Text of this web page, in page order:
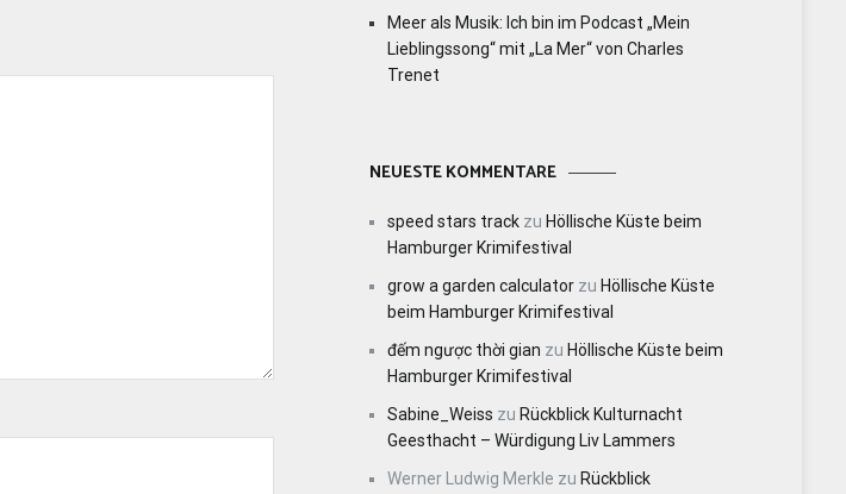
Meer als Musik: Ich bin im Podcast „Mein
Lieblingssong“ mit „La Mer“ von Charles
Trenet
NEUESTE KOMMENTARE
speed stars track zu Höllische Küste beim
Hamburger Krimifestival
grow a garden calculator zu Höllische Küste
beim Hamburger Krimifestival
đếm ngược thời gian zu Höllische Küste beim
Hamburger Krimifestival
Sabine_Weiss zu Rückblick Kulturnacht
Geesthacht – Würdigung Liv Lammers
Werner Ludwig Merkle zu Rückblick